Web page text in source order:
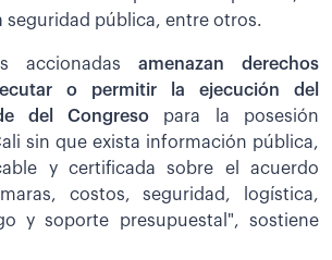
seguridad pública, entre otros.
accionadas amenazan derechos
o permitir la ejecución del
del Congreso para la posesión
sin que exista información pública,
y certificada sobre el acuerdo
costos, seguridad, logística,
y soporte presupuestal", sostiene